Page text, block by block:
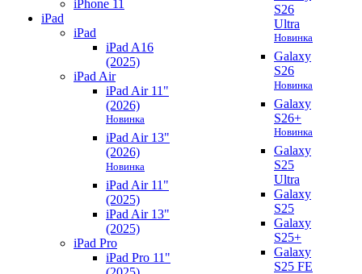
iPhone 11
iPad
iPad
iPad A16
(2025)
iPad Air
iPad Air 11"
(2026)
Новинка
iPad Air 13"
(2026)
Новинка
iPad Air 11"
(2025)
iPad Air 13"
(2025)
iPad Pro
iPad Pro 11"
S26
Ultra
Новинка
Galaxy
S26
Новинка
Galaxy
S26+
Новинка
Galaxy
S25
Ultra
Galaxy
S25
Galaxy
S25+
Galaxy
S25 FE